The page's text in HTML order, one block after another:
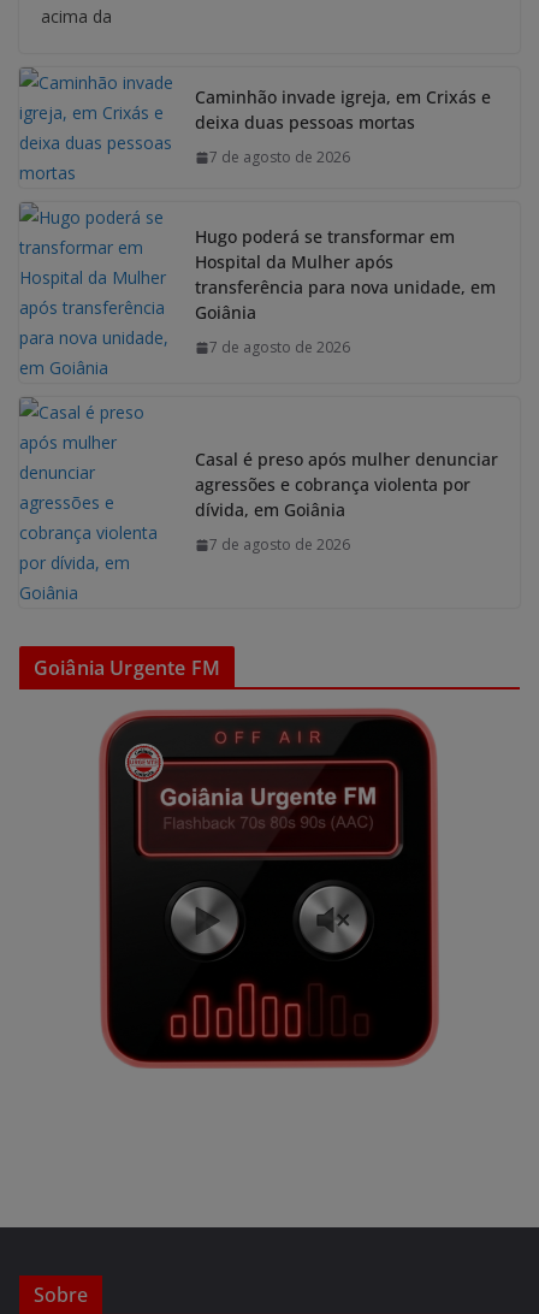
acima da
Caminhão invade igreja, em Crixás e
deixa duas pessoas mortas
7 de agosto de 2026
Hugo poderá se transformar em
Hospital da Mulher após
transferência para nova unidade, em
Goiânia
7 de agosto de 2026
Casal é preso após mulher denunciar
agressões e cobrança violenta por
dívida, em Goiânia
7 de agosto de 2026
Goiânia Urgente FM
Sobre